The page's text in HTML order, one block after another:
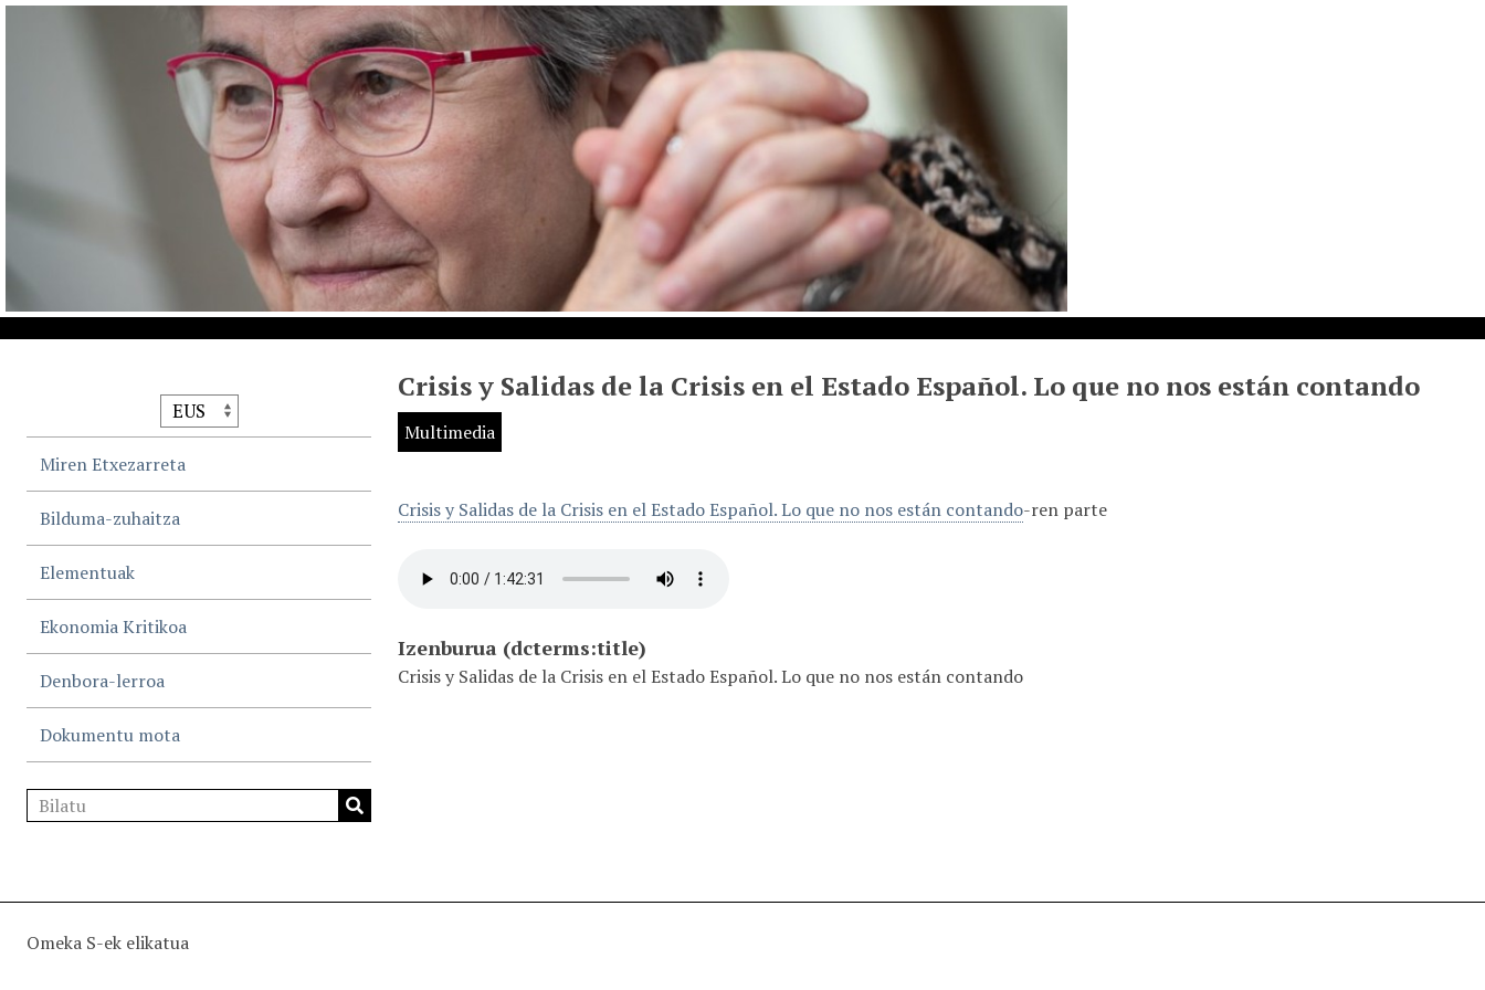
Miren Etxezarreta
Bilduma-zuhaitza
Elementuak
Ekonomia Kritikoa
Denbora-lerroa
Dokumentu mota
Crisis y Salidas de la Crisis en el Estado Español. Lo que no nos están contando
Multimedia
Crisis y Salidas de la Crisis en el Estado Español. Lo que no nos están contando-ren parte
Izenburua (dcterms:title)
Crisis y Salidas de la Crisis en el Estado Español. Lo que no nos están contando
Omeka S-ek elikatua